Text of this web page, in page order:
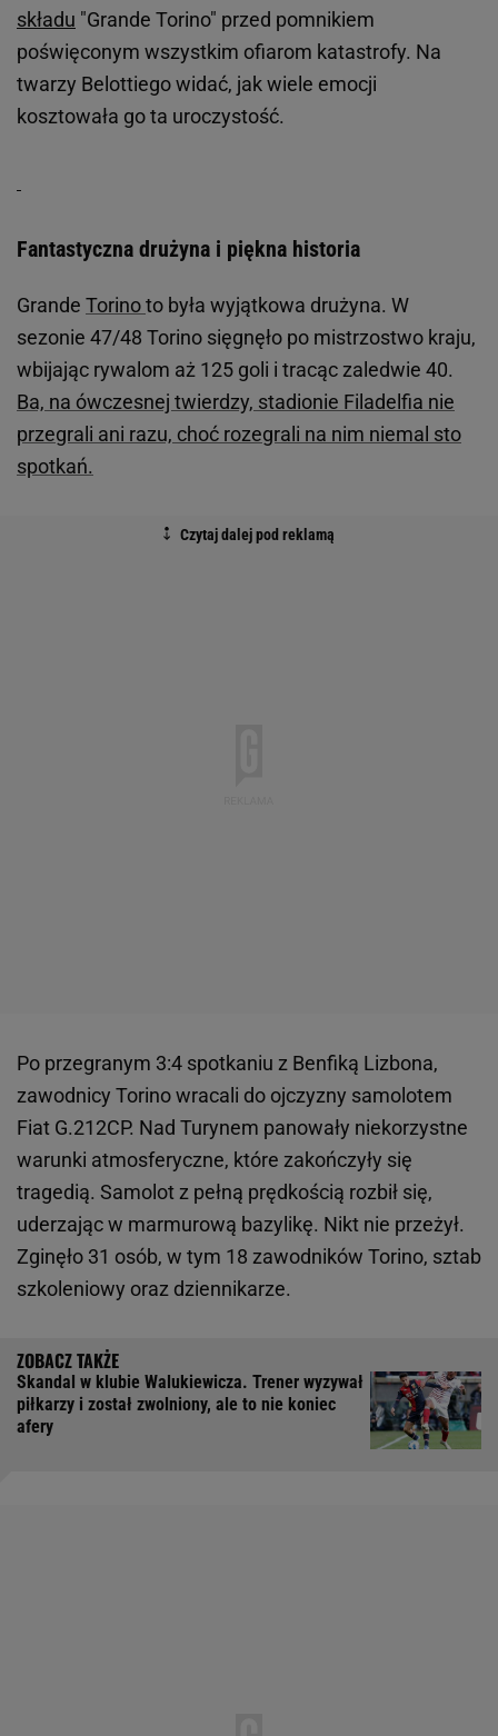
składu "Grande Torino" przed pomnikiem
poświęconym wszystkim ofiarom katastrofy. Na
twarzy Belottiego widać, jak wiele emocji
kosztowała go ta uroczystość.
Fantastyczna drużyna i piękna historia
Grande Torinoto była wyjątkowa drużyna. W
sezonie 47/48 Torino sięgnęło po mistrzostwo kraju,
wbijając rywalom aż 125 goli i tracąc zaledwie 40.
Ba, na ówczesnej twierdzy, stadionie Filadelfia nie
przegrali ani razu, choć rozegrali na nim niemal sto
spotkań.
Po przegranym 3:4 spotkaniu z Benfiką Lizbona,
zawodnicy Torino wracali do ojczyzny samolotem
Fiat G.212CP. Nad Turynem panowały niekorzystne
warunki atmosferyczne, które zakończyły się
tragedią. Samolot z pełną prędkością rozbił się,
uderzając w marmurową bazylikę. Nikt nie przeżył.
Zginęło 31 osób, w tym 18 zawodników Torino, sztab
szkoleniowy oraz dziennikarze.
Skandal w klubie Walukiewicza. Trener wyzywał
piłkarzy i został zwolniony, ale to nie koniec
afery